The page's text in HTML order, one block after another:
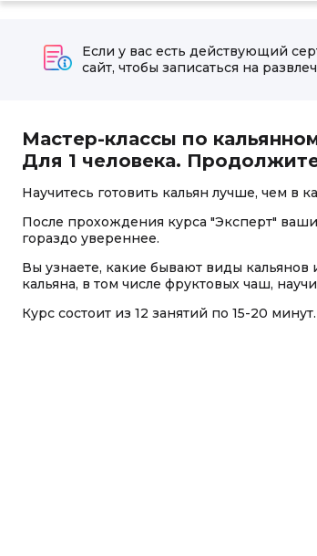
Если у вас есть действующий
сайт, чтобы записаться на
Мастер-классы по
Для 1 человека.
Научитесь готовить кальян лучше, чем в
После прохождения курса "Эксперт"
гораздо увереннее.
Вы узнаете, какие бывают виды кальянов
кальяна, в том числе фруктовых чаш,
Курс состоит из 12 занятий по 15-20